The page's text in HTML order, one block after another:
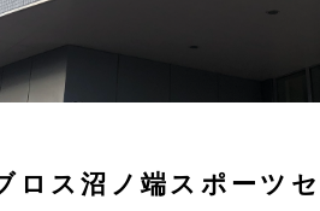
ロス沼ノ端スポーツ